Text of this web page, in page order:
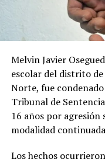
Facebook
Melvin Javier
escolar del distrito
Norte, fue
Tribunal de
16 años por agresión
modalidad
Los hechos